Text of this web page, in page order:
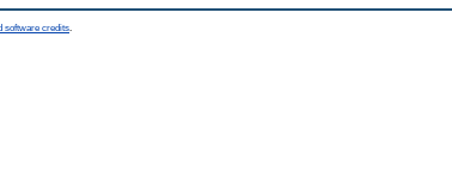
software credits